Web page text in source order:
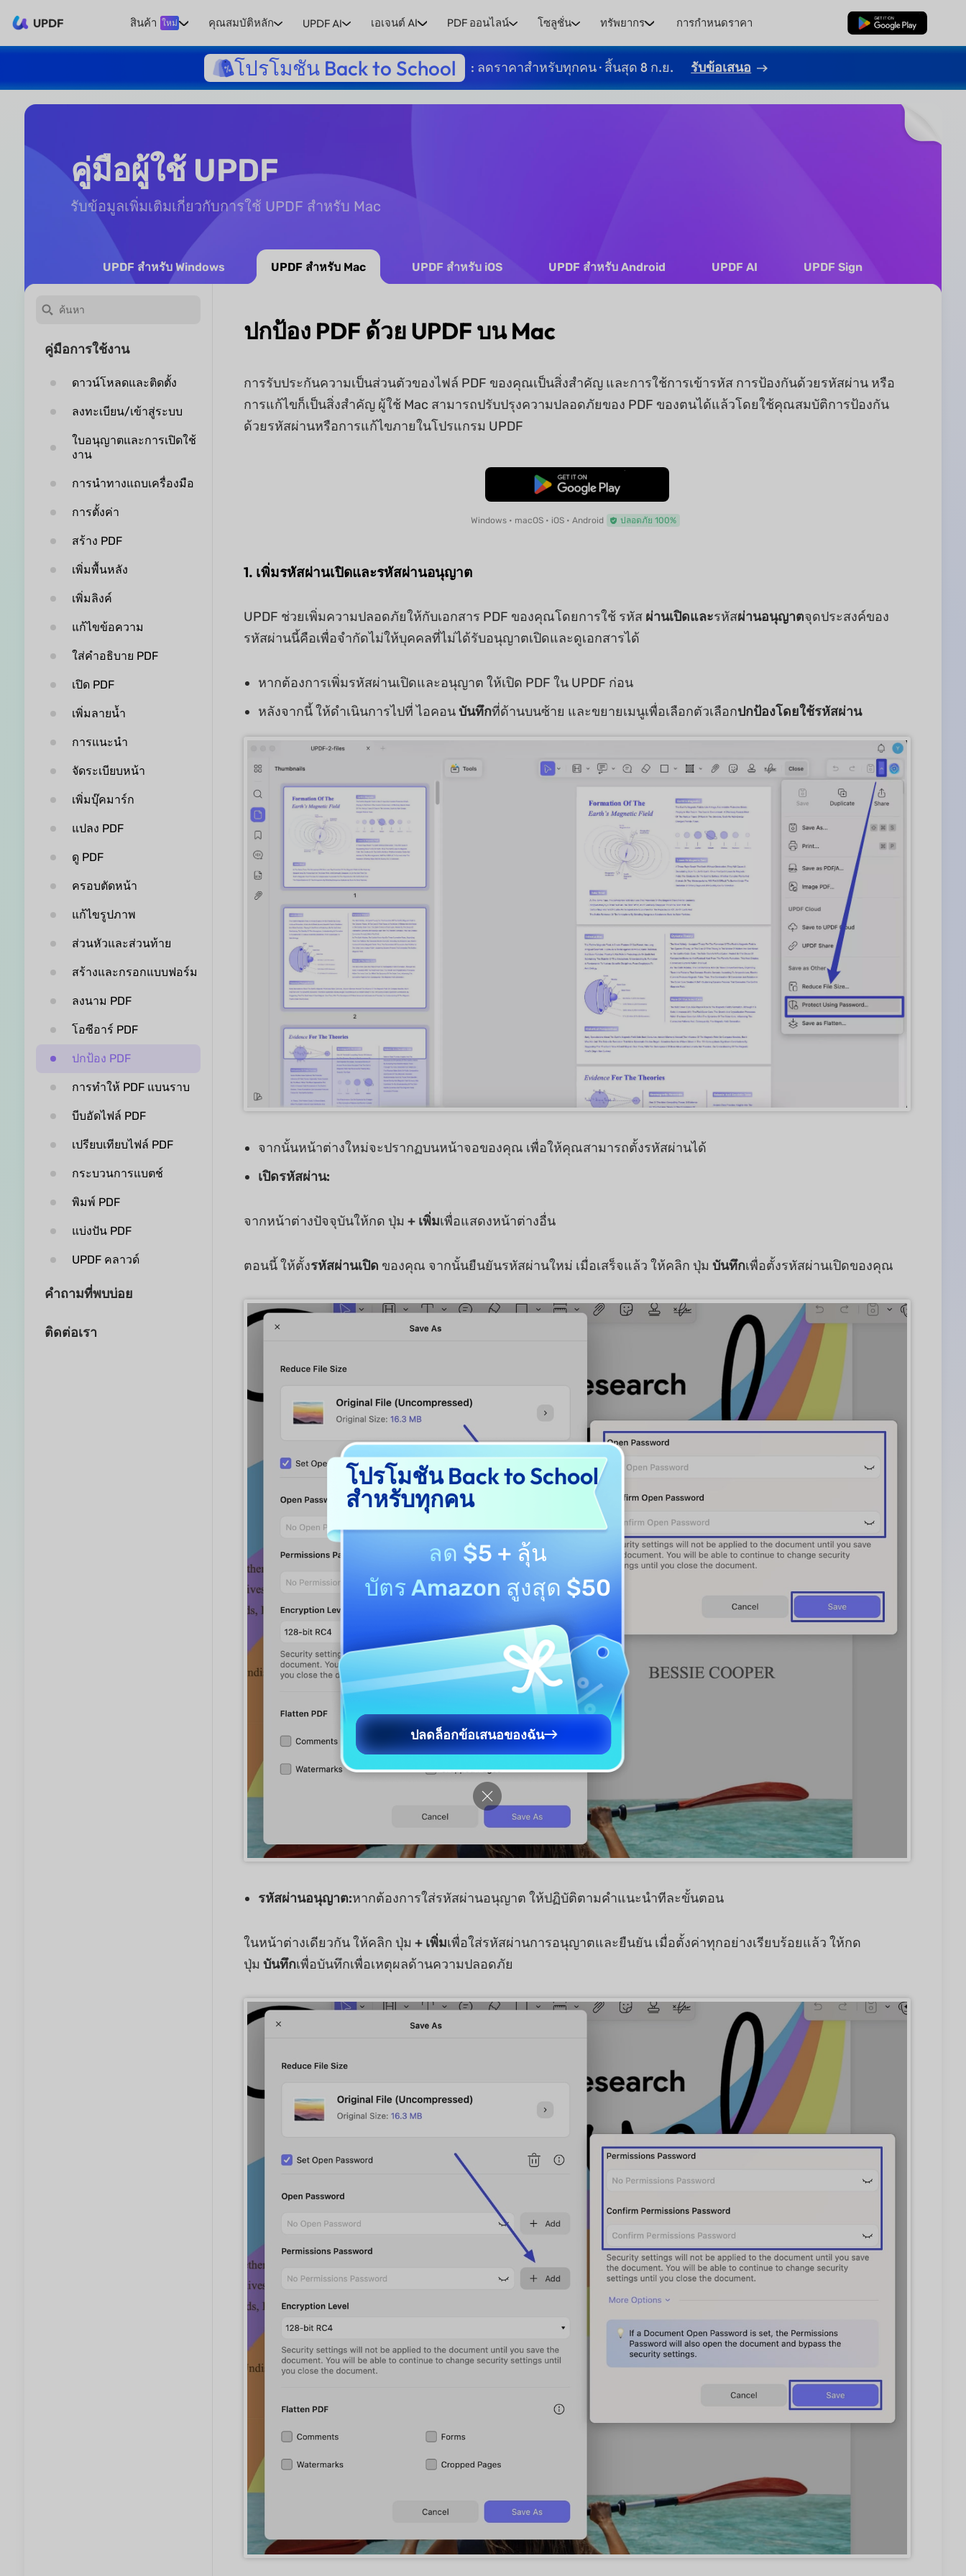
UPDF สินค้า ใหม่ คุณสมบัติหลัก UPDF AI เอเจนต์ AI PDF ออนไลน์ โซลูชั่น ทรัพยากร การกำหนดราคา ดาวน์โหลดฟรี
โปรโมชัน Back to School : ลดราคาสำหรับทุกคน · สิ้นสุด 8 ก.ย. รับข้อเสนอ
คู่มือผู้ใช้ UPDF
รับข้อมูลเพิ่มเติมเกี่ยวกับการใช้ UPDF สำหรับ Mac
UPDF สำหรับ Windows UPDF สำหรับ Mac UPDF สำหรับ iOS UPDF สำหรับ Android UPDF AI UPDF Sign
คู่มือการใช้งาน
ดาวน์โหลดและติดตั้ง
ลงทะเบียน/เข้าสู่ระบบ
ใบอนุญาตและการเปิดใช้
งาน
การนำทางแถบเครื่องมือ
การตั้งค่า
สร้าง PDF
เพิ่มพื้นหลัง
เพิ่มลิงค์
แก้ไขข้อความ
ใส่คำอธิบาย PDF
เปิด PDF
เพิ่มลายน้ำ
การแนะนำ
จัดระเบียบหน้า
เพิ่มบุ๊คมาร์ก
แปลง PDF
ดู PDF
ครอบตัดหน้า
แก้ไขรูปภาพ
ส่วนหัวและส่วนท้าย
สร้างและกรอกแบบฟอร์ม
ลงนาม PDF
โอซีอาร์ PDF
ปกป้อง PDF
การทำให้ PDF แบนราบ
บีบอัดไฟล์ PDF
เปรียบเทียบไฟล์ PDF
กระบวนการแบตช์
พิมพ์ PDF
แบ่งปัน PDF
UPDF คลาวด์
คำถามที่พบบ่อย
ติดต่อเรา
ปกป้อง PDF ด้วย UPDF บน Mac
การรับประกันความเป็นส่วนตัวของไฟล์ PDF ของคุณเป็นสิ่งสำคัญ และการใช้การเข้ารหัส การป้องกันด้วยรหัสผ่าน หรือ
การแก้ไขก็เป็นสิ่งสำคัญ ผู้ใช้ Mac สามารถปรับปรุงความปลอดภัยของ PDF ของตนได้แล้วโดยใช้คุณสมบัติการป้องกัน
ด้วยรหัสผ่านหรือการแก้ไขภายในโปรแกรม UPDF
ดาวน์โหลดฟรี
Windows • macOS • iOS • Android ปลอดภัย 100%
1. เพิ่มรหัสผ่านเปิดและรหัสผ่านอนุญาต
UPDF ช่วยเพิ่มความปลอดภัยให้กับเอกสาร PDF ของคุณโดยการใช้ รหัส ผ่านเปิดและรหัสผ่านอนุญาตจุดประสงค์ของ
รหัสผ่านนี้คือเพื่อจำกัดไม่ให้บุคคลที่ไม่ได้รับอนุญาตเปิดและดูเอกสารได้
หากต้องการเพิ่มรหัสผ่านเปิดและอนุญาต ให้เปิด PDF ใน UPDF ก่อน
หลังจากนี้ ให้ดำเนินการไปที่ ไอคอนบันทึกที่ด้านบนซ้าย และขยายเมนูเพื่อเลือกตัวเลือกปกป้องโดยใช้รหัสผ่าน
จากนั้นหน้าต่างใหม่จะปรากฏบนหน้าจอของคุณ เพื่อให้คุณสามารถตั้งรหัสผ่านได้
เปิดรหัสผ่าน:
จากหน้าต่างปัจจุบันให้กด ปุ่ม + เพิ่มเพื่อแสดงหน้าต่างอื่น
ตอนนี้ ให้ตั้งรหัสผ่านเปิด ของคุณ จากนั้นยืนยันรหัสผ่านใหม่ เมื่อเสร็จแล้ว ให้คลิก ปุ่ม บันทึกเพื่อตั้งรหัสผ่านเปิดของคุณ
รหัสผ่านอนุญาต:หากต้องการใส่รหัสผ่านอนุญาต ให้ปฏิบัติตามคำแนะนำทีละขั้นตอน
ในหน้าต่างเดียวกัน ให้คลิก ปุ่ม + เพิ่มเพื่อใส่รหัสผ่านการอนุญาตและยืนยัน เมื่อตั้งค่าทุกอย่างเรียบร้อยแล้ว ให้กด
ปุ่ม บันทึกเพื่อบันทึกเพื่อเหตุผลด้านความปลอดภัย
โปรโมชัน Back to School
สำหรับทุกคน
ลด $5 + ลุ้น
บัตร Amazon สูงสุด $50
ปลดล็อกข้อเสนอของฉัน